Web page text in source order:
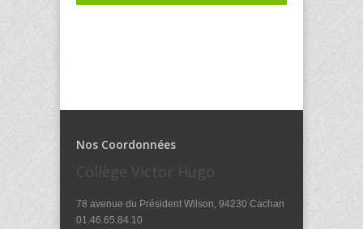
Nos Coordonnées
Collège Victor Hugo
78 avenue du Président Wilson, 94230 Cachan
01.46.65.84.10